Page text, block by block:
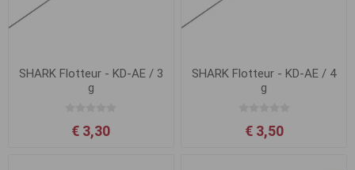
SHARK Flotteur - KD-AE / 3
g
€ 3,30
SHARK Flotteur - KD-AE / 4
g
€ 3,50